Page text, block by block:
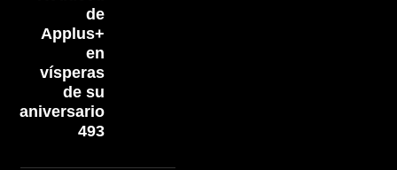
de
Applus+
en
vísperas
de su
aniversario
493